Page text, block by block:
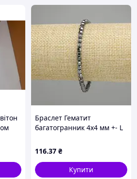
Браслет Гематит
багатогранник 4х4 мм +- L
116.37 ₴
Купити